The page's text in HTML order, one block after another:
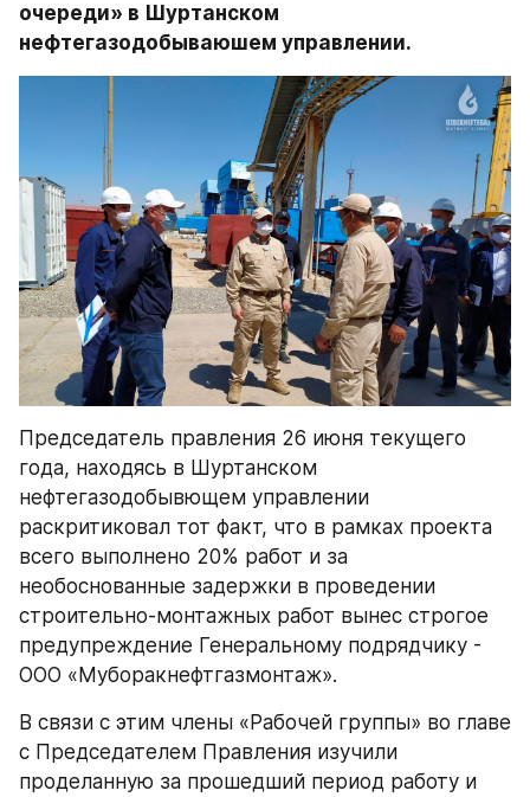
очереди» в Шуртанском
нефтегазодобываюшем управлении.
Председатель правления 26 июня текущего
года, находясь в Шуртанском
нефтегазодобывющем управлении
раскритиковал тот факт, что в рамках проекта
всего выполнено 20% работ и за
необоснованные задержки в проведении
строительно-монтажных работ вынес строгое
предупреждение Генеральному подрядчику -
ООО «Муборакнефтгазмонтаж».
В связи с этим члены «Рабочей группы» во главе
с Председателем Правления изучили
проделанную за прошедший период работу и